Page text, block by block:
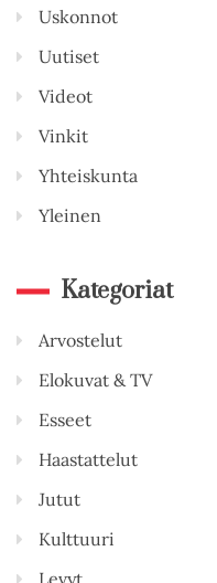
Uskonnot
Uutiset
Videot
Vinkit
Yhteiskunta
Yleinen
Kategoriat
Arvostelut
Elokuvat & TV
Esseet
Haastattelut
Jutut
Kulttuuri
Levyt